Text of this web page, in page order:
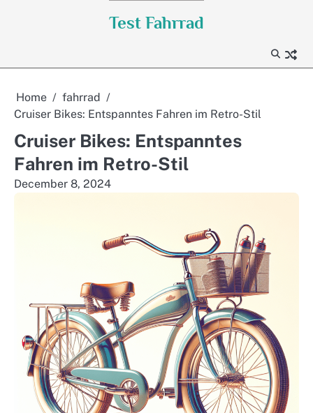
Test Fahrrad
Home
fahrrad
Cruiser Bikes: Entspanntes Fahren im Retro-Stil
Cruiser Bikes: Entspanntes
Fahren im Retro-Stil
December 8, 2024